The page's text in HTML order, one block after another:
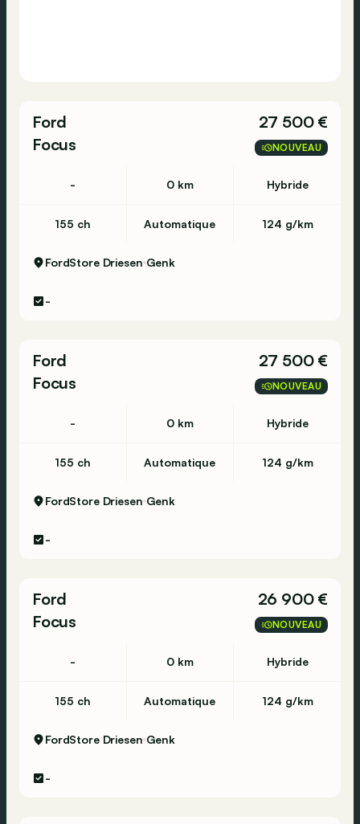
Ford
Focus
27 500 €
NOUVEAU
- 0 km Hybride
155 ch Automatique 124 g/km
FordStore Driesen Genk
-
Ford
Focus
27 500 €
NOUVEAU
- 0 km Hybride
155 ch Automatique 124 g/km
FordStore Driesen Genk
-
Ford
Focus
26 900 €
NOUVEAU
- 0 km Hybride
155 ch Automatique 124 g/km
FordStore Driesen Genk
-